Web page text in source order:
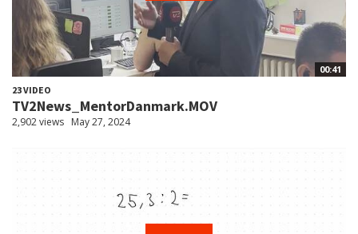
00:41
23 VIDEO
TV2News_MentorDanmark.MOV
2,902 views May 27, 2024